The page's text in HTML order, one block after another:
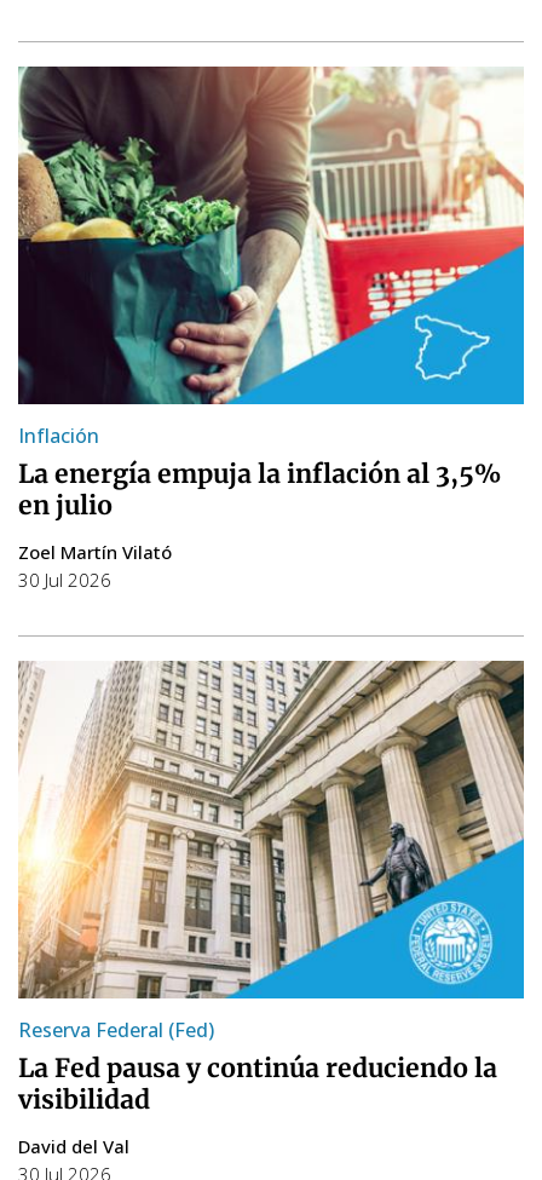
Inflación
La energía empuja la inflación al 3,5%
en julio
Zoel Martín Vilató
30 Jul 2026
Reserva Federal (Fed)
La Fed pausa y continúa reduciendo la
visibilidad
David del Val
30 Jul 2026